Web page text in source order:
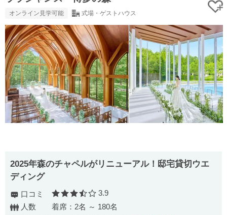
オンライン見学可能 式場・ゲストハウス
2025年森のチャペルがリニューアル！邸宅貸切ウエ
ディング
口コミ 口コミ評価
3.9
人数
着席：2名 ～ 180名